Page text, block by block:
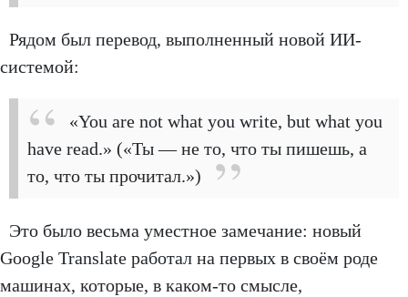
Рядом был перевод, выполненный новой ИИ-
системой:
«You are not what you write, but what you
have read.» («Ты — не то, что ты пишешь, а
то, что ты прочитал.»)
Это было весьма уместное замечание: новый
Google Translate работал на первых в своём роде
машинах, которые, в каком-то смысле,